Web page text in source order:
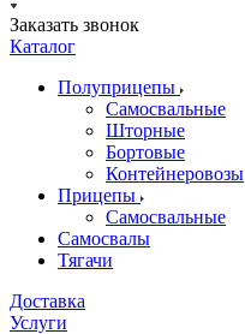
Заказать звонок
Каталог
Полуприцепы
Самосвальные
Шторные
Бортовые
Контейнеровозы
Прицепы
Самосвальные
Самосвалы
Тягачи
Доставка
Услуги